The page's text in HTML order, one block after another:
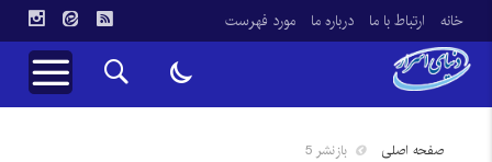
خانه ارتباط با ما درباره ما مورد فهرست
صفحه اصلی بازنشر 5